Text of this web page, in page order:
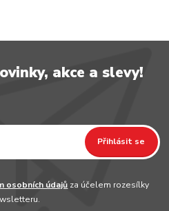
akce a slevy!
Přihlásit se
osobních údajů za účelem rozesílky